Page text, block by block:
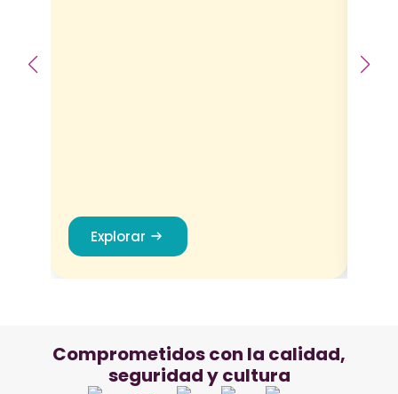
Explorar
Comprometidos con la calidad,
seguridad y cultura